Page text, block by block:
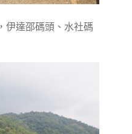
伊達邵碼頭、水社碼